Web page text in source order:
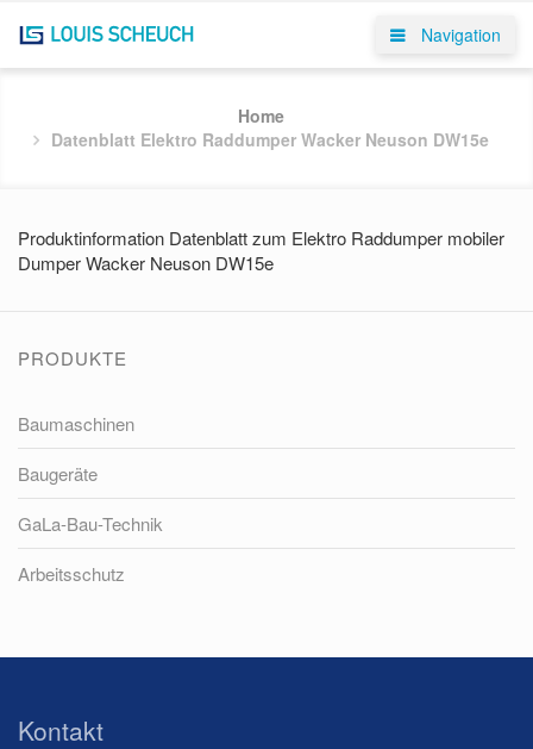
Navigation
Home
Datenblatt Elektro Raddumper Wacker Neuson DW15e
Produktinformation Datenblatt zum Elektro Raddumper mobiler
Dumper Wacker Neuson DW15e
PRODUKTE
Baumaschinen
Baugeräte
GaLa-Bau-Technik
Arbeitsschutz
Kontakt